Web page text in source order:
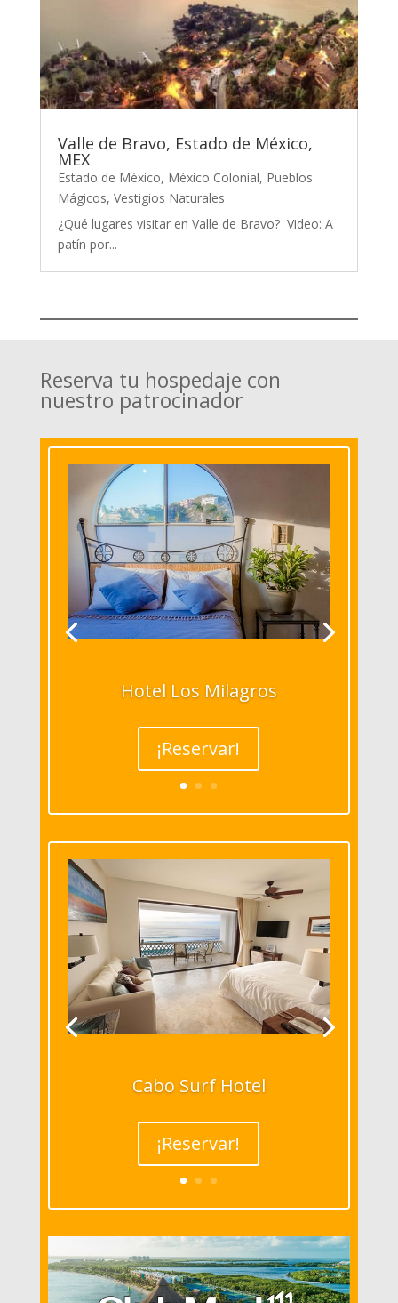
Valle de Bravo, Estado de México,
MEX
Estado de México, México Colonial, Pueblos
Mágicos, Vestigios Naturales
¿Qué lugares visitar en Valle de Bravo? Video: A
patín por...
Reserva tu hospedaje con
nuestro patrocinador
Hotel Los Milagros
¡Reservar!
Cabo Surf Hotel
¡Reservar!